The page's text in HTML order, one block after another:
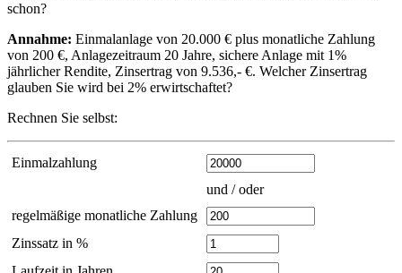
schon?
Annahme: Einmalanlage von 20.000 € plus monatliche Zahlung
von 200 €, Anlagezeitraum 20 Jahre, sichere Anlage mit 1%
jährlicher Rendite, Zinsertrag von 9.536,- €. Welcher Zinsertrag
glauben Sie wird bei 2% erwirtschaftet?
Rechnen Sie selbst:
Einmalzahlung
und / oder
regelmäßige monatliche Zahlung
Zinssatz in %